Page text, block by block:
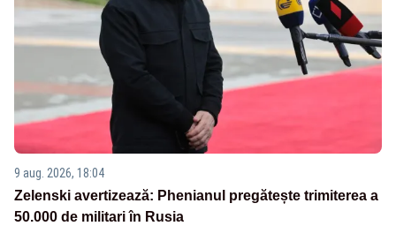
9 aug. 2026, 18:04
Zelenski avertizează: Phenianul pregătește trimiterea a
50.000 de militari în Rusia